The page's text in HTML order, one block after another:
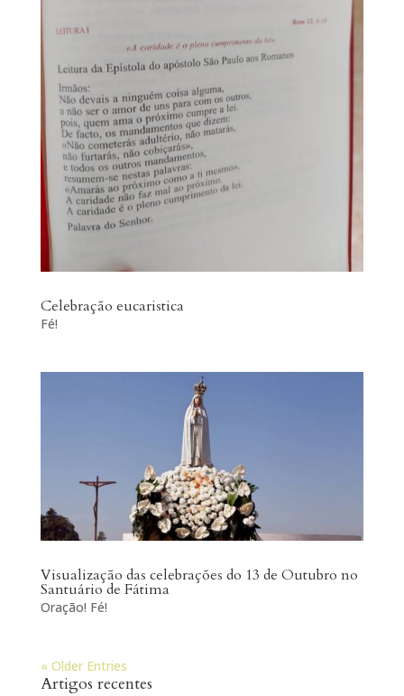
Celebração eucaristica
Fé!
Visualização das celebrações do 13 de Outubro no
Santuário de Fátima
Oração! Fé!
« Older Entries
Artigos recentes